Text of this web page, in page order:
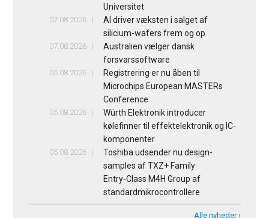
Universitet
07.08.2026
AI driver væksten i salget af
silicium-wafers frem og op
07.08.2026
Australien vælger dansk
forsvarssoftware
05.08.2026
Registrering er nu åben til
Microchips European MASTERs
Conference
05.08.2026
Würth Elektronik introducer
kølefinner til effektelektronik og IC-
komponenter
05.08.2026
Toshiba udsender nu design-
samples af TXZ+ Family
Entry‑Class M4H Group af
standardmikrocontrollere
Alle nyheder ›